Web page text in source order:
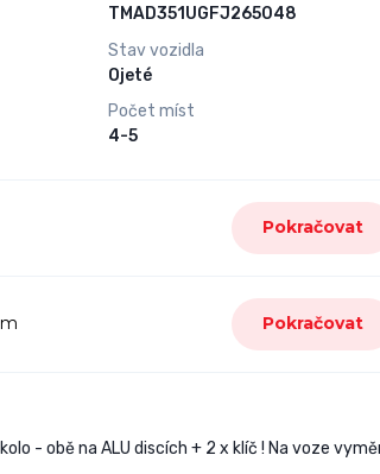
TMAD351UGFJ265048
Stav vozidla
Ojeté
Počet míst
4-5
Pokračovat
Pokračovat
- obě na ALU discích + 2 x klíč ! Na voze